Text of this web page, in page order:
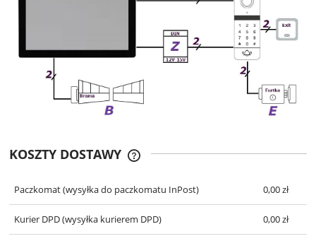
KOSZTY DOSTAWY
Paczkomat(wysyłka do paczkomatu InPost) 0,00 zł
Kurier DPD(wysyłka kurierem DPD) 0,00 zł